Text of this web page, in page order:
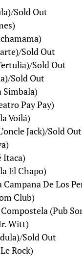
Sold Out
Sold Out
Sold Out
Sold Out
Simbala)
Pay Pay)
Voilá)
Jack)/Sold Out
Itaca)
El Chapo)
De Los
Club)
(Pub
Witt)
Sold Out
Rock)